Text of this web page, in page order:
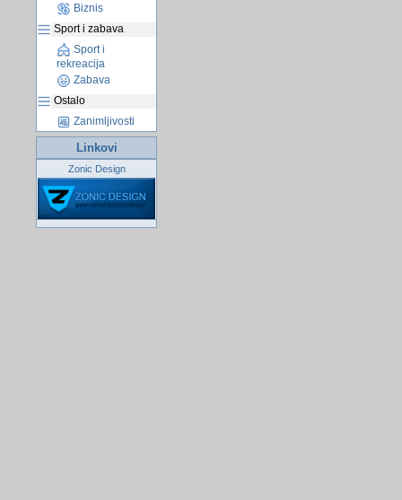
Biznis
Sport i zabava
Sport i
rekreacija
Zabava
Ostalo
Zanimljivosti
Linkovi
Zonic Design